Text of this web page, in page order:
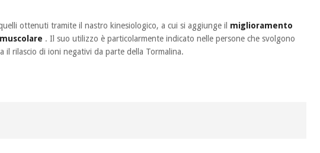
ottenuti tramite il nastro kinesiologico, a cui si aggiunge il miglioramento
. Il suo utilizzo è particolarmente indicato nelle persone che svolgono
rilascio di ioni negativi da parte della Tormalina.